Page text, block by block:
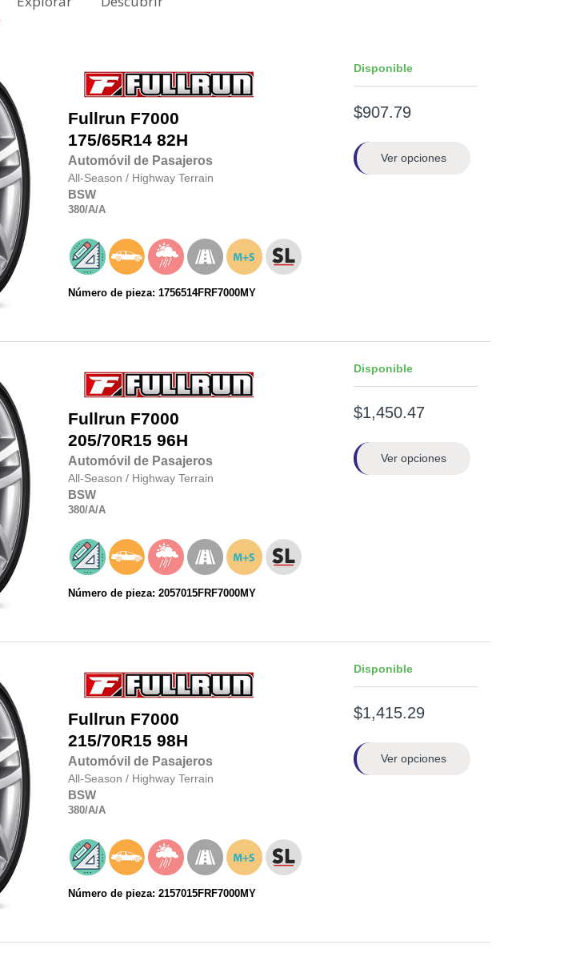
Fullrun F7000
175/65R1482H
Automóvil de Pasajeros
All-Season / Highway Terrain
BSW
380/A/A
Número de pieza: 1756514FRF7000MY
Disponible
$907.79
Ver opciones
Fullrun F7000
205/70R15 96H
Automóvil de Pasajeros
All-Season / Highway Terrain
BSW
380/A/A
Número de pieza: 2057015FRF7000MY
Disponible
$1,450.47
Ver opciones
Fullrun F7000
215/70R15 98H
Automóvil de Pasajeros
All-Season / Highway Terrain
BSW
380/A/A
Número de pieza: 2157015FRF7000MY
Disponible
$1,415.29
Ver opciones